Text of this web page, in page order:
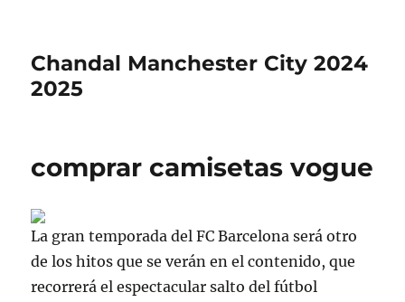
Chandal Manchester City 2024
2025
comprar camisetas vogue
La gran temporada del FC Barcelona será otro
de los hitos que se verán en el contenido, que
recorrerá el espectacular salto del fútbol